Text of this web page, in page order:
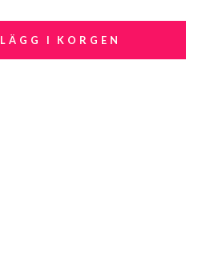
LÄGG I KORGEN